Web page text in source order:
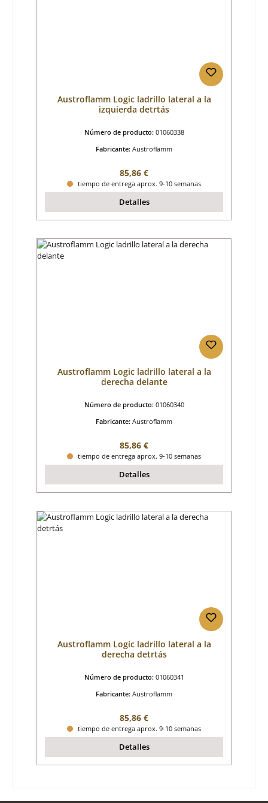
Austroflamm Logic ladrillo lateral a la
izquierda detrtás
Número de producto: 01060338
Fabricante: Austroflamm
Precio normal:
85,86 €
tiempo de entrega aprox. 9-10 semanas
Detalles
Austroflamm Logic ladrillo lateral a la
derecha delante
Número de producto: 01060340
Fabricante: Austroflamm
Precio normal:
85,86 €
tiempo de entrega aprox. 9-10 semanas
Detalles
Austroflamm Logic ladrillo lateral a la
derecha detrtás
Número de producto: 01060341
Fabricante: Austroflamm
Precio normal:
85,86 €
tiempo de entrega aprox. 9-10 semanas
Detalles